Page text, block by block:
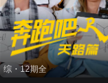
综・12期全